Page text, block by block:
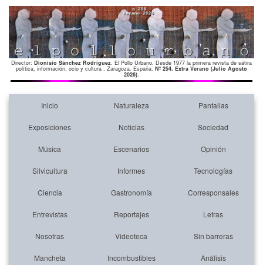
Director: Dionisio Sánchez Rodríguez. El Pollo Urbano. Desde 1977 la primera revista de sátira
política, información, ocio y cultura . Zaragoza. España. Nº 254. Extra Verano (Julio Agosto
2026).
Inicio Naturaleza Pantallas
Exposiciones Noticias Sociedad
Música Escenarios Opinión
Silvicultura Informes Tecnologías
Ciencia Gastronomía Corresponsales
Entrevistas Reportajes Letras
Nosotras Videoteca Sin barreras
Mancheta Incombustibles Análisis